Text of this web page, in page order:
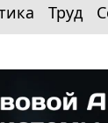
Труд